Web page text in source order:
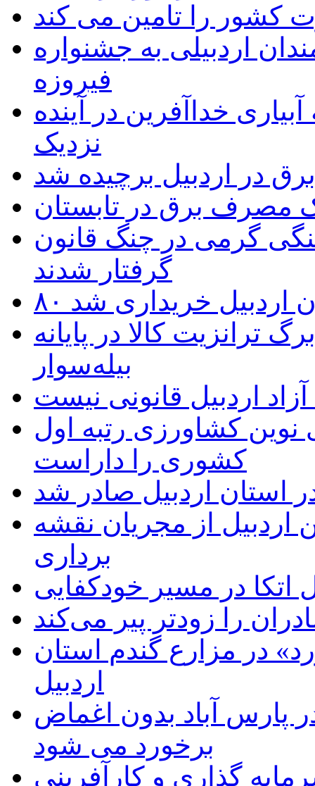
به۵۰ اثر هنرمندان اردبیلی به جشنواره
فیروزه
خداآفرین در آینده
نزدیک
مصرف برق در تابستان
گرمی در چنگ قانون
گرفتار شدند
اردبیل خریداری شد
کالا در پایانه
بیله‌سوار
اردبیل قانونی نیست
نوین کشاورزی رتبه اول
کشوری را داراست
استان اردبیل صادر شد
از مجریان نقشه
برداری
در مسیر خودکفایی
را زودتر پیر می‌کند
در مزارع گندم استان
اردبیل
پارس آباد بدون اغماض
برخورد می شود
گذاری و کارآفرینی